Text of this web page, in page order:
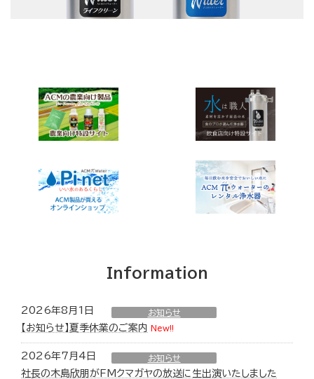
Information
2026年8月1日 お知らせ
【お知らせ】夏季休業のご案内 New!!
2026年7月4日 お知らせ
社長の木島欣朋がFMクマガヤの放送に生出演いたしました